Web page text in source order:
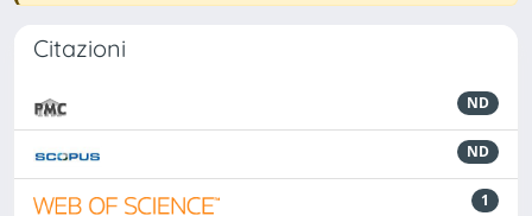
Citazioni
ND
ND
1